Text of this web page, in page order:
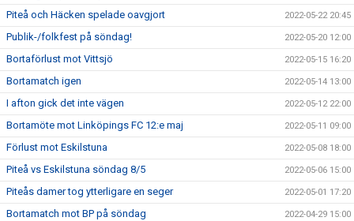
Piteå och Häcken spelade oavgjort 2022-05-22 20:45
Publik-/folkfest på söndag! 2022-05-20 12:00
Bortaförlust mot Vittsjö 2022-05-15 16:20
Bortamatch igen 2022-05-14 13:00
I afton gick det inte vägen 2022-05-12 22:00
Bortamöte mot Linköpings FC 12:e maj 2022-05-11 09:00
Förlust mot Eskilstuna 2022-05-08 18:00
Piteå vs Eskilstuna söndag 8/5 2022-05-06 15:00
Piteås damer tog ytterligare en seger 2022-05-01 17:20
Bortamatch mot BP på söndag 2022-04-29 15:00